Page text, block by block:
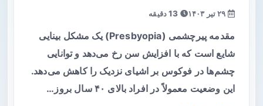
مقدمه پیرچشمی (Presbyopia) یک مشکل بینایی
شایع است که با افزایش سن رخ می‌دهد و توانایی
چشم‌ها در فوکوس بر اشیای نزدیک را کاهش می‌دهد.
این وضعیت معمولاً در افراد بالای ۴۰ سال بروز…